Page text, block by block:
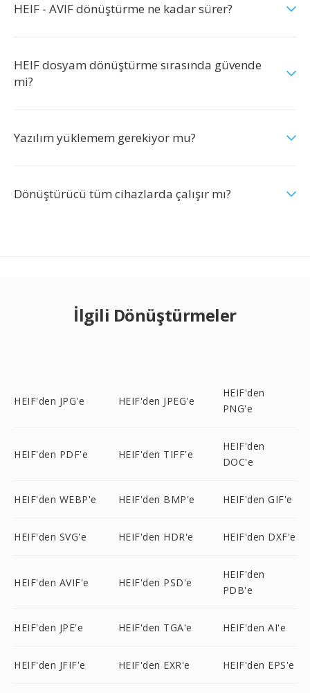
HEIF - AVIF dönüştürme ne kadar sürer?
HEIF dosyam dönüştürme sırasında güvende
mi?
Yazılım yüklemem gerekiyor mu?
Dönüştürücü tüm cihazlarda çalışır mı?
İlgili Dönüştürmeler
HEIF'den JPG'e HEIF'den JPEG'e
HEIF'den
PNG'e
HEIF'den PDF'e HEIF'den TIFF'e
HEIF'den
DOC'e
HEIF'den WEBP'e HEIF'den BMP'e HEIF'den GIF'e
HEIF'den SVG'e HEIF'den HDR'e HEIF'den DXF'e
HEIF'den AVIF'e HEIF'den PSD'e
HEIF'den
PDB'e
HEIF'den JPE'e HEIF'den TGA'e HEIF'den AI'e
HEIF'den JFIF'e HEIF'den EXR'e HEIF'den EPS'e